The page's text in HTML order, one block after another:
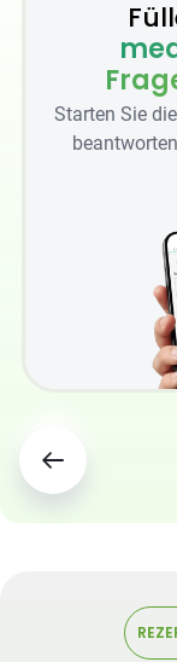
Starten Sie